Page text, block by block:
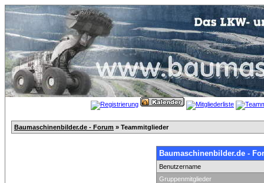
Baumaschinenbilder.de - Forum » Teammitglieder
Baumaschinenbilder.de -
Benutzername
Gruppenmitglieder